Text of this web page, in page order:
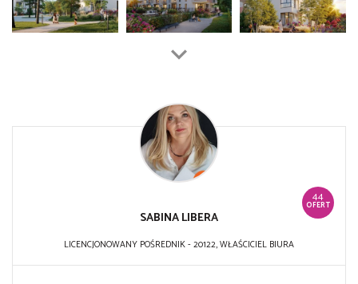
44
OFERT
SABINA LIBERA
LICENCJONOWANY POŚREDNIK - 20122, WŁAŚCICIEL BIURA